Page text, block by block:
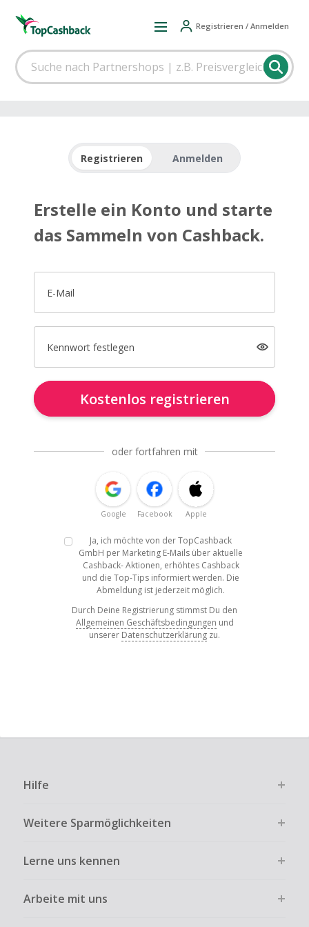
Registrieren / Anmelden
Registrieren Anmelden
Erstelle ein Konto und starte
das Sammeln von Cashback.
E-Mail
Kennwort festlegen
Kostenlos registrieren
oder fortfahren mit
Google Facebook Apple
Ja, ich möchte von der TopCashback
GmbH per Marketing E-Mails über aktuelle
Cashback- Aktionen, erhöhtes Cashback
und die Top-Tips informiert werden. Die
Abmeldung ist jederzeit möglich.
Durch Deine Registrierung stimmst Du den
Allgemeinen Geschäftsbedingungen und
unserer Datenschutzerklärung zu.
Hilfe
Weitere Sparmöglichkeiten
Lerne uns kennen
Arbeite mit uns